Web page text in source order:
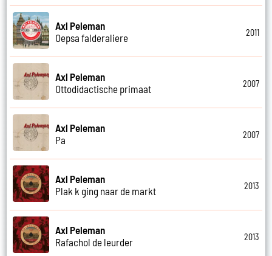
Axl Peleman
Oepsa falderaliere
2011
Axl Peleman
Ottodidactische primaat
2007
Axl Peleman
Pa
2007
Axl Peleman
Plak k ging naar de markt
2013
Axl Peleman
Rafachol de leurder
2013